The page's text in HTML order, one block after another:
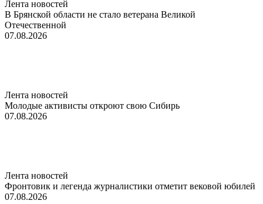
Лента новостей
В Брянской области не стало ветерана Великой
Отечественной
07.08.2026
Лента новостей
Молодые активисты откроют свою Сибирь
07.08.2026
Лента новостей
Фронтовик и легенда журналистики отметит вековой юбилей
07.08.2026